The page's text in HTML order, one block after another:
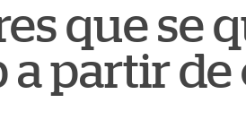
que se
partir de